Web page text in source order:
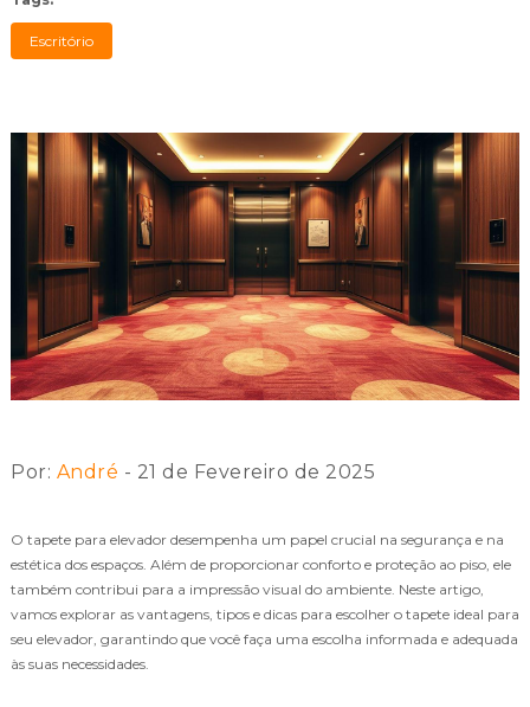
Escritório
Por: André - 21 de Fevereiro de 2025
O tapete para elevador desempenha um papel crucial na segurança e na
estética dos espaços. Além de proporcionar conforto e proteção ao piso, ele
também contribui para a impressão visual do ambiente. Neste artigo,
vamos explorar as vantagens, tipos e dicas para escolher o tapete ideal para
seu elevador, garantindo que você faça uma escolha informada e adequada
às suas necessidades.